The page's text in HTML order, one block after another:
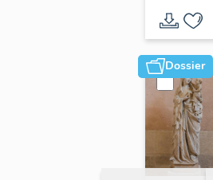
Dossier